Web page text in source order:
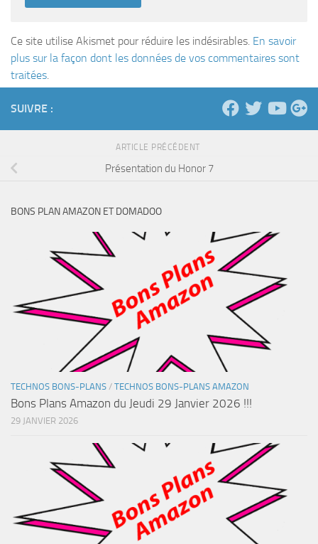
Ce site utilise Akismet pour réduire les indésirables. En savoir
plus sur la façon dont les données de vos commentaires sont
traitées.
SUIVRE :
ARTICLE PRÉCÉDENT
Présentation du Honor 7
BONS PLAN AMAZON ET DOMADOO
TECHNOS BONS-PLANS / TECHNOS BONS-PLANS AMAZON
Bons Plans Amazon du Jeudi 29 Janvier 2026 !!!
29 JANVIER 2026